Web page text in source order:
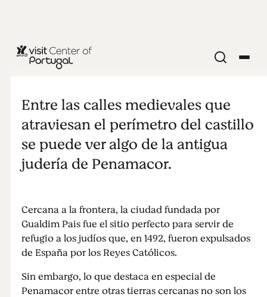
CIUDADES Y PUEBLOS
Penamacor,
tierra de un
judío ilustre
Entre las calles medievales que
atraviesan el perímetro del castillo
se puede ver algo de la antigua
judería de Penamacor.
Cercana a la frontera, la ciudad fundada por
Gualdim Pais fue el sitio perfecto para servir de
refugio a los judíos que, en 1492, fueron expulsados
de España por los Reyes Católicos.
Sin embargo, lo que destaca en especial de
Penamacor entre otras tierras cercanas no son los